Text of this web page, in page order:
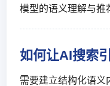
模型的语义理解与推
如何让AI搜索
需要建立结构化语义